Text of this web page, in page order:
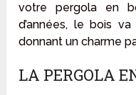
votre pergola en
d’années, le bois va
donnant un charme
LA PERGOLA